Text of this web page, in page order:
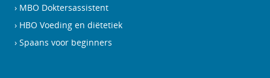
MBO Doktersassistent
HBO Voeding en diëtetiek
Spaans voor beginners